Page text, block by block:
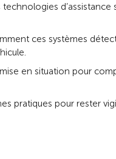
d’assistance
ces systèmes
en situation pour
pratiques pour rester